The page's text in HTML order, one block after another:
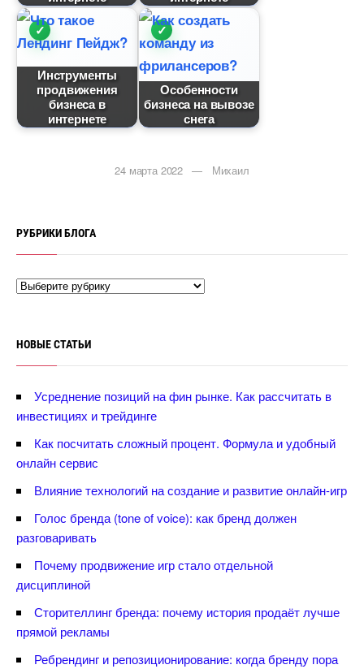
Инструменты
продвижения
изнеса
интернете
Особенности
изнеса на вывозе
снега
24 марта 2022 — Михаил
РУБРИКИ БЛОГА
НОВЫЕ СТАТЬИ
Усреднение позиций на фин рынке. Как рассчитать
инвестициях и трейдинге
Как посчитать сложный процент. Формула и удобный
онлайн сервис
лияние технологий на создание и развитие онлайн-игр
Голос бренда (tone of voice): как бренд должен
разговаривать
Почему продвижение игр стало отдельной
дисциплиной
Сторителлинг бренда: почему история продаёт лучше
прямой рекламы
Ребрендинг и репозиционирование: когда бренду пора